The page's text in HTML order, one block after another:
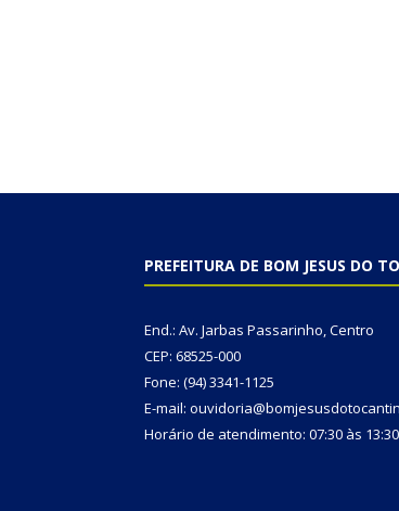
PREFEITURA DE BOM JESUS DO
End.: Av. Jarbas Passarinho, Centro
CEP: 68525-000
Fone: (94) 3341-1125
E-mail:
Horário de atendimento: 07:30 às 13:30